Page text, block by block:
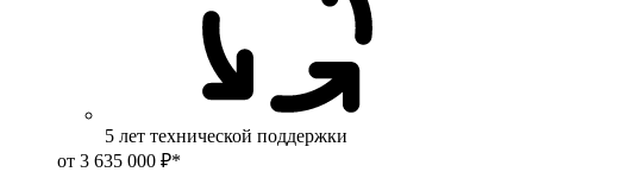
5 лет технической поддержки
от 3 635 000 ₽*